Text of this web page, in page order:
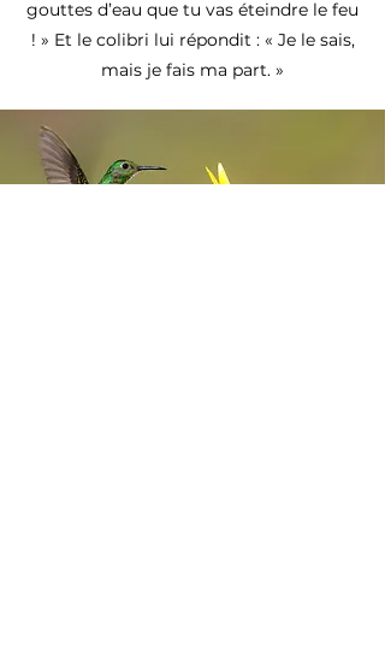
gouttes d’eau que tu vas éteindre le feu
! » Et le colibri lui répondit : « Je le sais,
mais je fais ma part. »